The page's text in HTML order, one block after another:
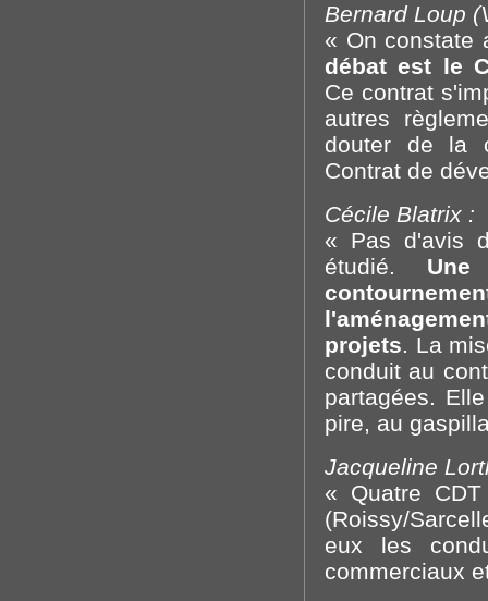
Bernard Loup
« On constate
débat est le
Ce contrat
autres
douter de la
Contrat de
Cécile Blatrix :
« Pas d'avis
étudié.
projets. La
conduit au
partagées.
pire, au
Jacqueline
« Quatre
(Roissy/
eux les
commerciaux